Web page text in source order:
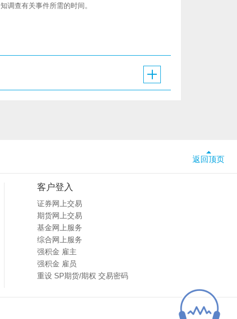
知调查有关事件所需的时间。
返回顶页
客户登入
证券网上交易
期货网上交易
基金网上服务
综合网上服务
强积金 雇主
强积金 雇员
重设 SP期货/期权 交易密码